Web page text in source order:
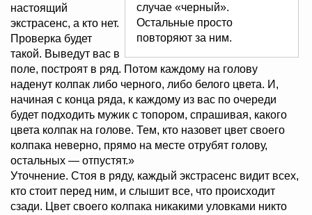
случае «черный».
Остальные просто
повторяют за ним.
настоящий
экстрасенс, а кто нет.
Проверка будет
такой. Выведут вас в
поле, построят в ряд. Потом каждому на голову
наденут колпак либо черного, либо белого цвета. И,
начиная с конца ряда, к каждому из вас по очереди
будет подходить мужик с топором, спрашивая, какого
цвета колпак на голове. Тем, кто назовет цвет своего
колпака неверно, прямо на месте отрубят голову,
остальных — отпустят.»
Уточнение. Стоя в ряду, каждый экстрасенс видит всех,
кто стоит перед ним, и слышит все, что происходит
сзади. Цвет своего колпака никакими уловками никто